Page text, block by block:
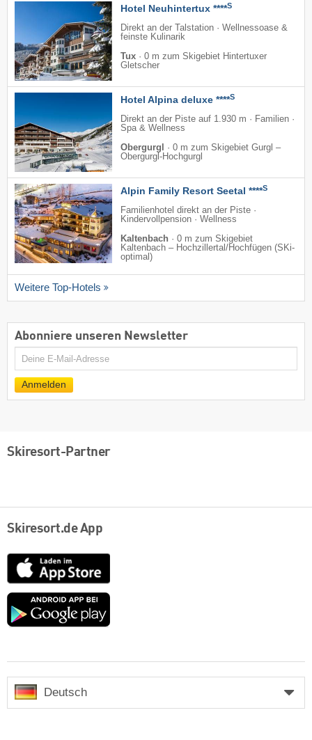
Hotel Neuhintertux ****S
Direkt an der Talstation · Wellnessoase &
feinste Kulinarik
Tux · 0 m zum Skigebiet Hintertuxer
Gletscher
Hotel Alpina deluxe ****S
Direkt an der Piste auf 1.930 m · Familien ·
Spa & Wellness
Obergurgl
· 0 m zum Skigebiet Gurgl –
Obergurgl-Hochgurgl
Alpin Family Resort Seetal ****S
Familienhotel direkt an der Piste ·
Kindervollpension · Wellness
Kaltenbach · 0 m zum Skigebiet
Kaltenbach – Hochzillertal/​Hochfügen (SKi-
optimal)
Weitere Top-Hotels
Abonniere unseren Newsletter
E-
Anmelden
Skiresort-Partner
Skiresort.de App
App
Store
Google
Deutsch